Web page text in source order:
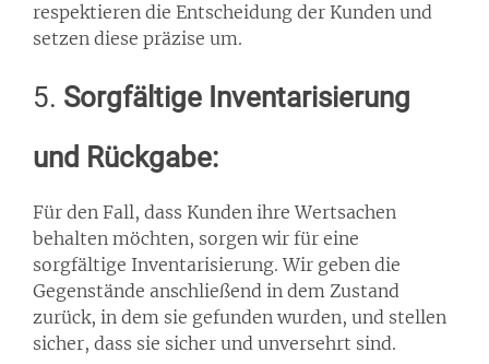
respektieren die Entscheidung der Kunden und
setzen diese präzise um.
5. Sorgfältige Inventarisierung
und Rückgabe:
Für den Fall, dass Kunden ihre Wertsachen
behalten möchten, sorgen wir für eine
sorgfältige Inventarisierung. Wir geben die
Gegenstände anschließend in dem Zustand
zurück, in dem sie gefunden wurden, und stellen
sicher, dass sie sicher und unversehrt sind.